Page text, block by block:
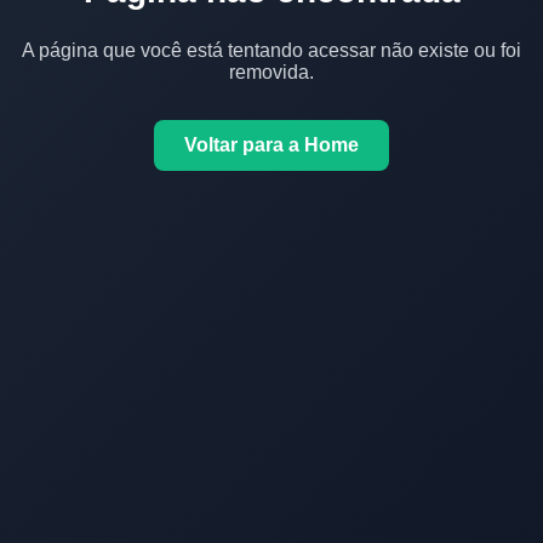
A página que você está tentando acessar não existe ou foi
removida.
Voltar para a Home